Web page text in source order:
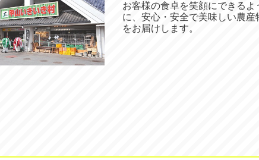
お客様の食卓を笑顔にできるよ
に、安心・安全で美味しい農産
をお届けします。